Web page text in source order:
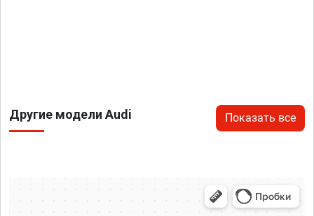
Другие модели Audi Показать все